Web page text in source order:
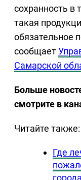
сохранность в
такая
обязательное
сообщает
Самарской
Больше
смотрите в
Читайте также:
Где